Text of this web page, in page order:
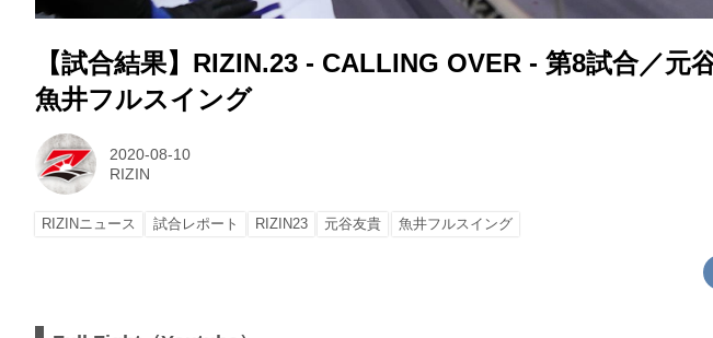
【試合結果】RIZIN.23 - CALLING OVER - 第8試合／元
魚井フルスイング
2020-08-10
RIZIN
RIZINニュース 試合レポート RIZIN23 元谷友貴 魚井フルスイング